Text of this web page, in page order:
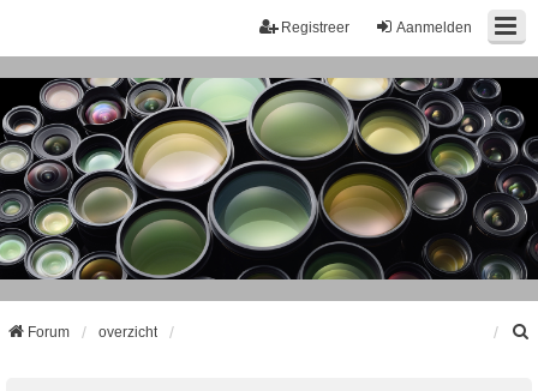
Aanmelden
Registreer
Forum overzicht